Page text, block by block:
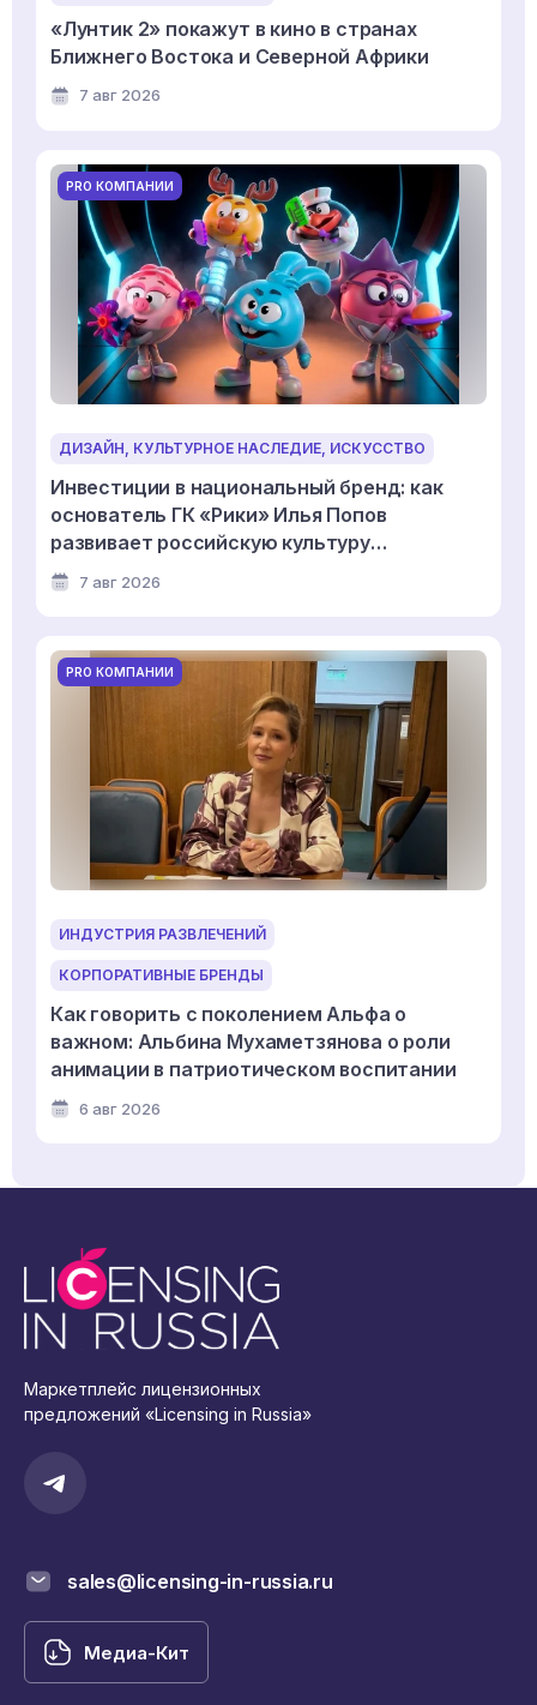
«Лунтик 2» покажут в кино в странах
Ближнего Востока и Северной Африки
7 авг 2026
PRO КОМПАНИИ
ДИЗАЙН, КУЛЬТУРНОЕ НАСЛЕДИЕ, ИСКУССТВО
Инвестиции в национальный бренд: как
основатель ГК «Рики» Илья Попов
развивает российскую культуру
дизайнерской игрушки
7 авг 2026
PRO КОМПАНИИ
ИНДУСТРИЯ РАЗВЛЕЧЕНИЙ
КОРПОРАТИВНЫЕ БРЕНДЫ
Как говорить с поколением Альфа о
важном: Альбина Мухаметзянова о роли
анимации в патриотическом воспитании
6 авг 2026
Маркетплейс лицензионных
предложений «Licensing in Russia»
sales@licensing-in-russia.ru
Медиа-Кит